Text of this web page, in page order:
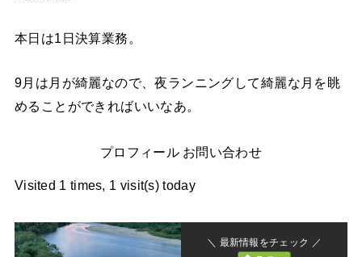
本日は1日決算業務。
9月は月が綺麗なので、夜ランニングして綺麗な月を眺
めることができればいいなあ。
プロフィール お問い合わせ
Visited 1 times, 1 visit(s) today
＼ 最新情報をチェック ／